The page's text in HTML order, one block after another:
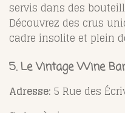
servis dans des
Découvrez des crus
cadre insolite et plein
5. Le Vintage Wine
Adresse: 5 Rue des